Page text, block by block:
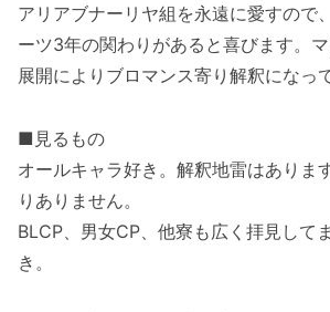
アリアブナーリヤ組を永遠に愛すので
ーツ3年の関わりがあると喜びます。
展開によりブロマンス寄り解釈になっ
■見るもの
オールキャラ好き。解釈地雷はありま
りありません。
BLCP、男女CP、他寮も広く拝見して
き。